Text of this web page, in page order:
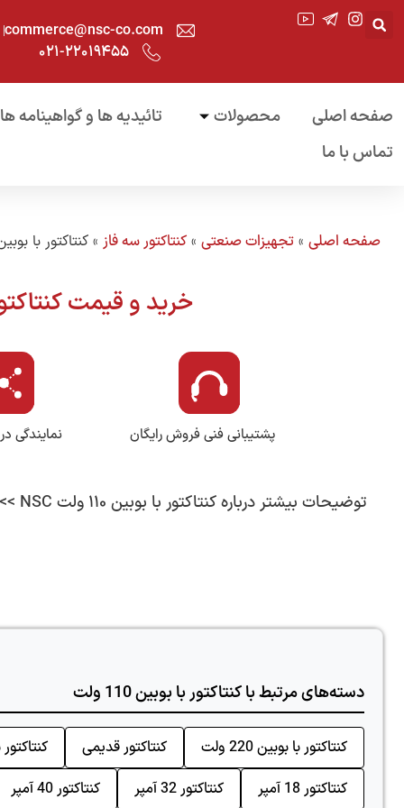
commerce@nsc-co.com
۰۲۱-۲۲۰۱۹۴۵۵
صفحه اصلی محصولات تائیدیه ها و گواهینامه ها
تماس با ما
صفحه اصلی » تجهیزات صنعتی » کنتاکتور سه فاز » کنتاکتور با بوبین 110
خرید و قیمت کنتاکتور با بوبین 110 ولت نیروسامان –
پشتیبانی فنی فروش رایگان نمایندگی
توضیحات بیشتر درباره کنتاکتور با بوبین 110 ولت NSC >>
دسته‌های مرتبط با کنتاکتور با بوبین 110 ولت
کنتاکتور با بوبین 220 ولت کنتاکتور قدیمی کنتاکتور با
کنتاکتور 18 آمپر
کنتاکتور 32 آمپر کنتاکتور 40 آمپر